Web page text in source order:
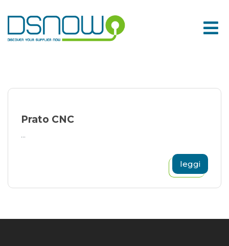
to
content
Prato CNC
...
leggi